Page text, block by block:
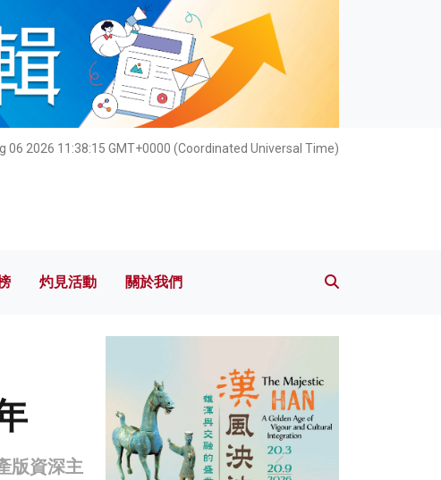
06 2026 11:38:16 GMT+0000 (Coordinated Universal Time)
榜 灼見活動 關於我們
灼見活動 關於我們
版資深主